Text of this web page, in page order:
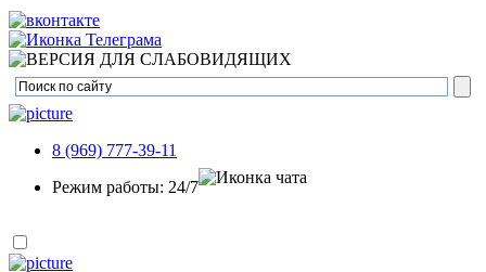
8 (969) 777-39-11
Режим работы: 24/7